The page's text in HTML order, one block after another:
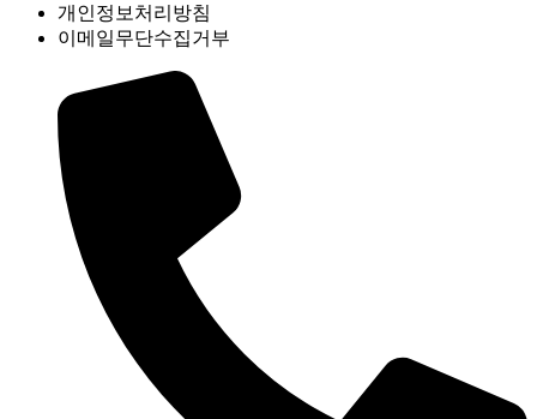
개인정보처리방침
이메일무단수집거부